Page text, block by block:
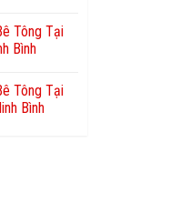
Tông Tại
Bình
Tông Tại
Bình